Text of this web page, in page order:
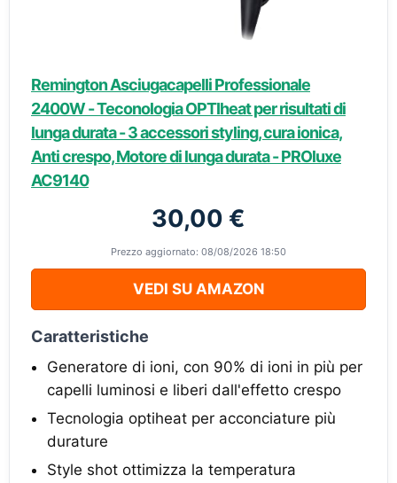
Remington Asciugacapelli Professionale
2400W - Teconologia OPTIheat per risultati di
lunga durata - 3 accessori styling, cura ionica,
Anti crespo, Motore di lunga durata - PROluxe
AC9140
30,00 €
Prezzo aggiornato: 08/08/2026 18:50
VEDI SU AMAZON
Caratteristiche
Generatore di ioni, con 90% di ioni in più per
capelli luminosi e liberi dall'effetto crespo
Tecnologia optiheat per acconciature più
durature
Style shot ottimizza la temperatura